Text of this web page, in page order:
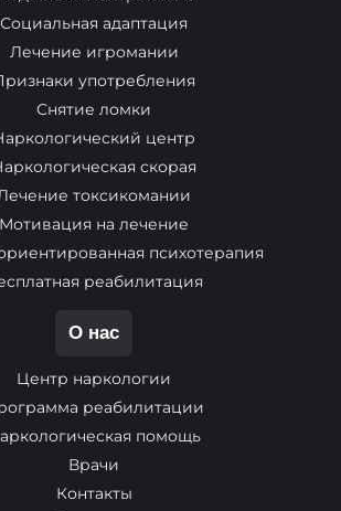
Социальная адаптация
Лечение игромании
употребления
Снятие ломки
центр
скорая
токсикомании
Мотивация на лечение
психотерапия
реабилитация
О нас
Центр наркологии
реабилитации
помощь
Врачи
Контакты